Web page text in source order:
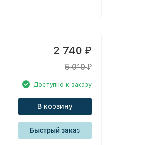
2 740 ₽
5 010₽
Доступно к заказу
В корзину
Быстрый заказ